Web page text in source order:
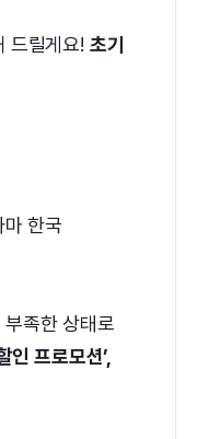
드릴게요! 초기
한국
족한 상태로
프로모션’,